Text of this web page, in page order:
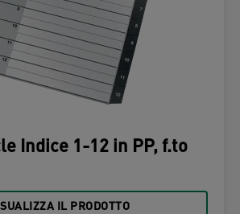
Indice 1-12 in PP, f.to
IL PRODOTTO